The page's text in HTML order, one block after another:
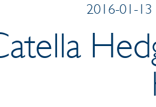
2016-01-13